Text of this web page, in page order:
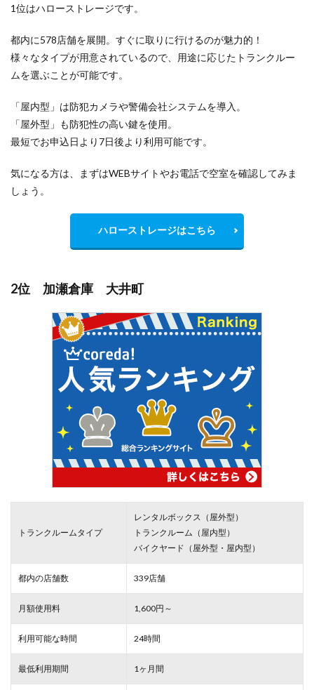
1位はハローストレージです。
都内に578店舗を展開。すぐに取りに行けるのが魅力的！
様々なタイプが用意されているので、用途に応じたトランクルー
ムを選ぶことが可能です。
「屋内型」は防犯カメラや警備会社システムを導入。
「屋外型」も防犯性の高い鍵を使用。
最短でお申込日より7日後より利用可能です。
気になる方は、まずはWEBサイトやお電話で空室を確認してみま
しょう。
ハローストレージはこちら
2位 加瀬倉庫 大井町
トランクルームタイプ
レンタルボックス（屋外型）
トランクルーム（屋内型）
バイクヤード（屋外型・屋内型）
都内の店舗数 339店舗
月額使用料 1,600円～
利用可能な時間 24時間
最低利用期間 1ヶ月間